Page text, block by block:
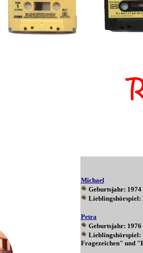
Michael
Geburtsjahr: 1974
Lieblingshörspiel:
Petra
Geburtsjahr: 1976
Lieblingshörspiel:
Fragezeichen" und